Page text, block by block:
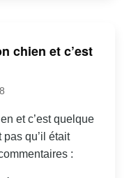
chien et c’est
et c’est quelque
qu’il était
: